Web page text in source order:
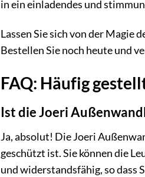
in ein einladendes und
Lassen Sie sich von der Magie
Bestellen Sie noch heute und
FAQ: Häufig
Ist die Joeri
Ja, absolut! Die Joeri
geschützt ist. Sie können die
und widerstandsfähig, so dass